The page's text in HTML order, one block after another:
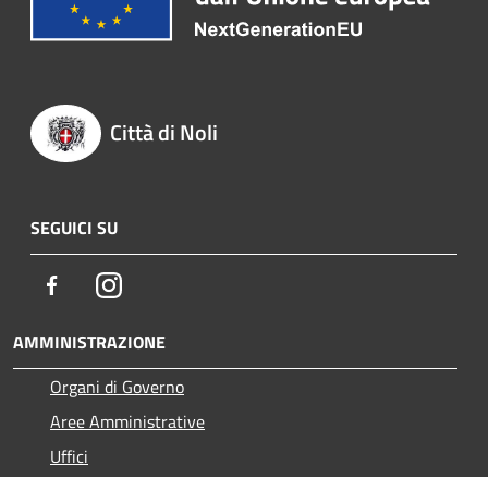
Città di Noli
SEGUICI SU
FacebookInstagram
AMMINISTRAZIONE
Organi di Governo
Aree Amministrative
Uffici